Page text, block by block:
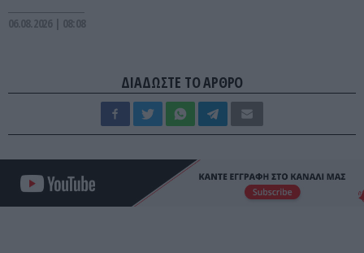
06.08.2026 | 08:08
ΔΙΑΔΩΣΤΕ ΤΟ ΑΡΘΡΟ